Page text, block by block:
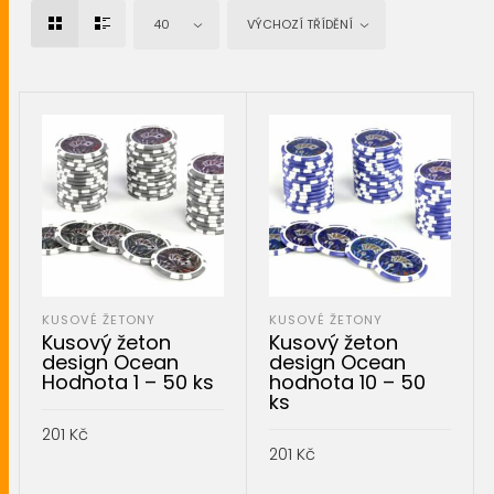
40 VÝCHOZÍ TŘÍDĚNÍ
KUSOVÉ ŽETONY
Kusový žeton
design Ocean
Hodnota 1 – 50 ks
201 Kč
KUSOVÉ ŽETONY
Kusový žeton
design Ocean
hodnota 10 – 50
ks
201 Kč